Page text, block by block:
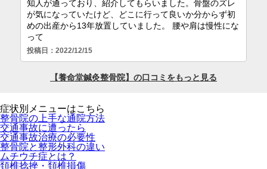
症状別メニューはこちら
整骨院の上手な通院方法
交通事故に遭ったら
交通事故治療の必要性
整骨院と整形外科の違い
ムチウチ症とは？
頚椎捻挫・頚椎損傷